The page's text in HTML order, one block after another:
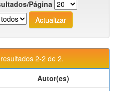
Página
2-2 de 2.
Autor(es)